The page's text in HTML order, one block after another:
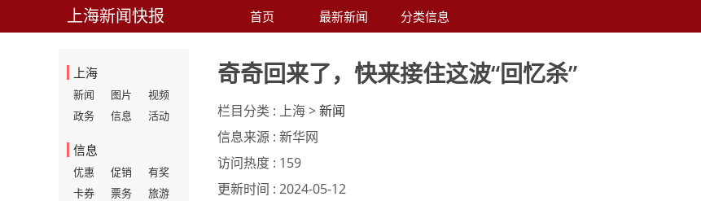
上海新闻快报 首页 最新新闻 分类信息
上海
新闻 图片
视频
政务
信息 活动
信息
优惠 促销
有奖
卡券
票务
旅游
奇奇回来了，快来接住这波“回忆杀”
栏目分类 : 上海 >新闻
信息来源 : 新华网
访问热度 : 159
更新时间 : 2024-05-12